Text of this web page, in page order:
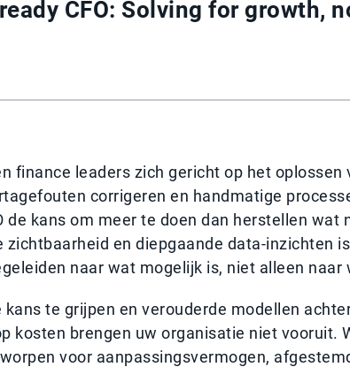
CFO: Solving for growth,
finance leaders zich gericht op het
corrigeren en handmatige
de kans om meer te doen dan herstellen wat
zichtbaarheid en diepgaande data-inzichten
naar wat mogelijk is, niet alleen naar
te grijpen en verouderde modellen
kosten brengen uw organisatie niet vooruit.
voor aanpassingsvermogen,